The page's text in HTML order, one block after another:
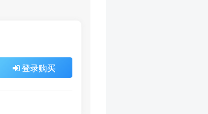
登录购买